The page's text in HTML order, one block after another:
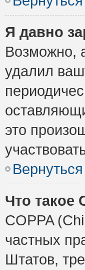
Я давно
Возможно,
удалил
это
Что такое
COPPA
частных
Штатов,